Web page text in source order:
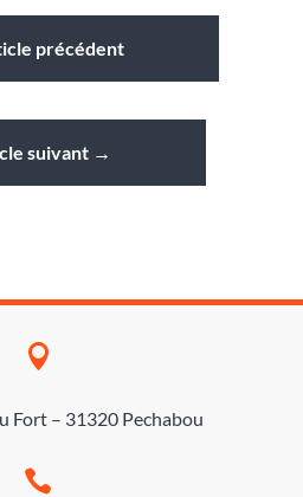
précédent
suivant→

Fort – 31320 Pechabou
